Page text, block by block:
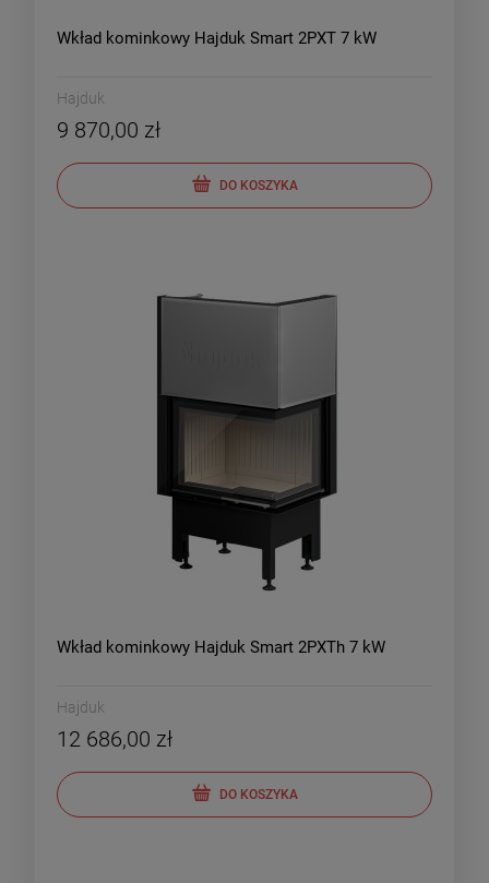
Wkład kominkowy Hajduk Smart 2PXT 7 kW
Hajduk
9 870,00 zł
DO KOSZYKA
Wkład kominkowy Hajduk Smart 2PXTh 7 kW
Hajduk
12 686,00 zł
DO KOSZYKA